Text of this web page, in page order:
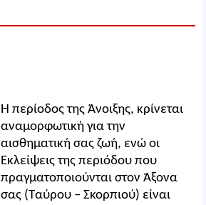
Η περίοδος της Άνοιξης, κρίνεται
αναμορφωτική για την
αισθηματική σας ζωή, ενώ οι
Εκλείψεις της περιόδου που
πραγματοποιούνται στον Άξονα
σας (Ταύρου – Σκορπιού) είναι